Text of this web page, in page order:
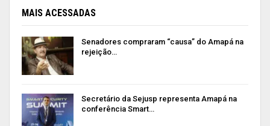
MAIS ACESSADAS
Senadores compraram “causa” do Amapá na
rejeição…
Secretário da Sejusp representa Amapá na
conferência Smart…